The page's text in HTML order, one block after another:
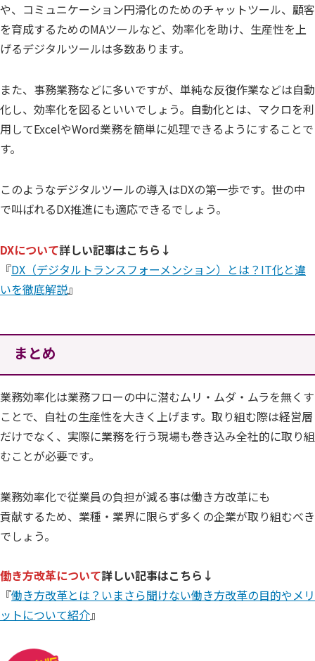
や、コミュニケーション円滑化のためのチャットツール、顧客
を育成するためのMAツールなど、効率化を助け、生産性を上
げるデジタルツールは多数あります。
また、事務業務などに多いですが、単純な反復作業などは自動
化し、効率化を図るといいでしょう。自動化とは、マクロを利
用してExcelやWord業務を簡単に処理できるようにすることで
す。
このようなデジタルツールの導入はDXの第一歩です。世の中
で叫ばれるDX推進にも適応できるでしょう。
DXについて詳しい記事はこちら↓
『DX（デジタルトランスフォーメンション）とは？IT化と違
いを徹底解説』
まとめ
業務効率化は業務フローの中に潜むムリ・ムダ・ムラを無くす
ことで、自社の生産性を大きく上げます。取り組む際は経営層
だけでなく、実際に業務を行う現場も巻き込み全社的に取り組
むことが必要です。
業務効率化で従業員の負担が減る事は働き方改革にも
貢献するため、業種・業界に限らず多くの企業が取り組むべき
でしょう。
働き方改革について詳しい記事はこちら↓
『働き方改革とは？いまさら聞けない働き方改革の目的やメリ
ットについて紹介』